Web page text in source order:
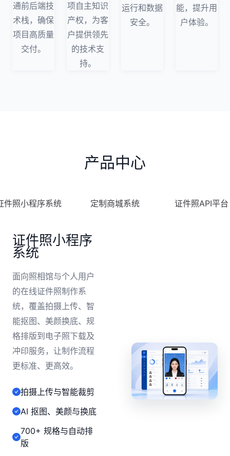
通前后端技
术栈，确保
项目高质量
交付。
项自主知识
产权，为客
户提供领先
的技术支
持。
运行和数据
安全。
能，提升用
户体验。
产品中心
件照小程序系统 定制商城系统 证件照API平台
证件照小程序
系统
面向照相馆与个人用户
的在线证件照制作系
统，覆盖拍摄上传、智
能抠图、美颜换底、规
格排版到电子照下载及
冲印服务，让制作流程
更标准、更高效。
拍摄上传与智能裁剪
AI 抠图、美颜与换底
700+ 规格与自动排
版